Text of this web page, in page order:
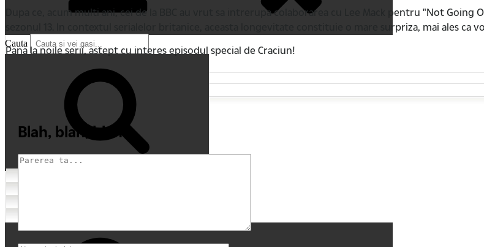
Cauta
Dupa ce, acum multi ani, cei de la BBC au vrut sa intrerupa colaborarea cu Lee Mack pentru "Not
sezonul 13. In contextul serialelor britanice, aceasta longevitate constituie o mare surpriza, mai ales ca
Pana la noile serii, astept cu interes episodul special de Craciun!
Blah, blah, blah